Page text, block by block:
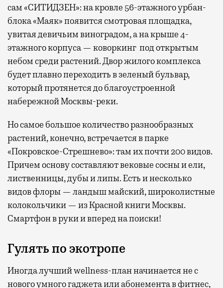
сам «СИТИДЗЕН»: на кровле 56-этажного урбан-
блока «Маяк» появится смотровая площадка,
увитая девичьим виноградом, а на крыше 4-
этажного корпуса — коворкинг под открытым
небом среди растений. Двор жилого комплекса
будет плавно переходить в зеленый бульвар,
который протянется до благоустроенной
набережной Москвы-реки.
Но самое большое количество разнообразных
растений, конечно, встречается в парке
«Покровское-Стрешнево»: там ихпочти 200 видов.
Причем основу составляют вековые сосны и ели,
лиственницы, дубы и липы. Есть и несколько
видов флоры — ландыш майский, широколистные
колокольчики — из Красной книги Москвы.
Смартфон в руки и вперед на поиски!
Гулять по экотропе
Иногда лучший wellness-план начинается не с
нового умного гаджета или абонемента в фитнес,